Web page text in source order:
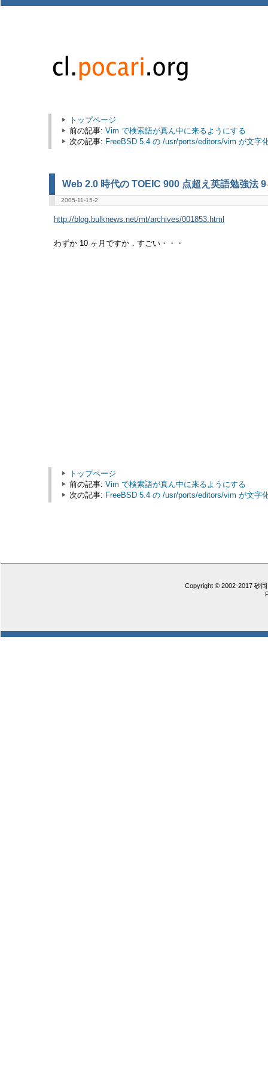
トップページ
前の記事: Vim で検索語が真ん中に来るようにする
次の記事: FreeBSD 5.4 の /usr/ports/editors/vim が文字
Web 2.0 時代の TOEIC 900 点超え英語勉強法
2005-11-15-2
http://blog.bulknews.net/mt/archives/001853.html
わずか 10 ヶ月ですか．すごい・・・
トップページ
前の記事: Vim で検索語が真ん中に来るようにする
次の記事: FreeBSD 5.4 の /usr/ports/editors/vim が文字
Copyright © 2002-2017 砂